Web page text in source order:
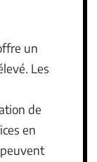
un
Les
de
en